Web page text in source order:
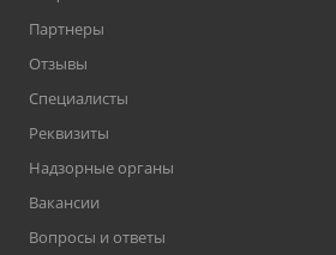
Партнеры
Отзывы
Специалисты
Реквизиты
Надзорные органы
Вакансии
Вопросы и ответы